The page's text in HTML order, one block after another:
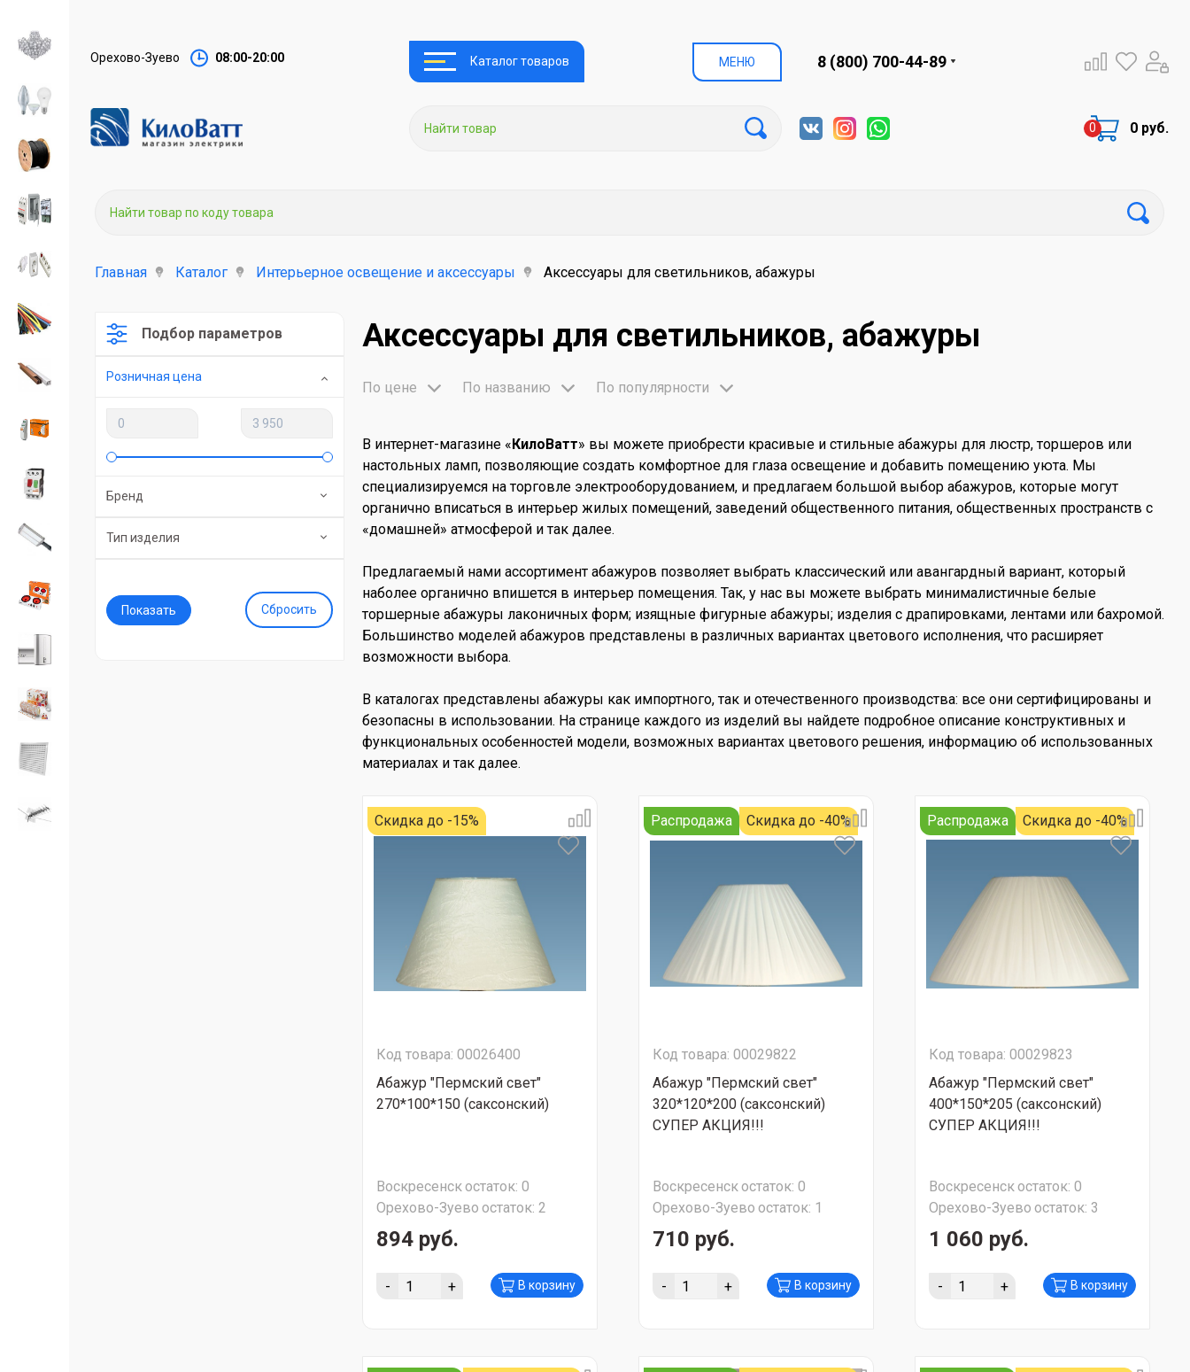
Орехово-Зуево 08:00-20:00 Каталог товаров МЕНЮ 8 (800) 700-44-89
0 руб.
Главная Каталог Интерьерное освещение и аксессуары Аксессуары для светильников, абажуры
Подбор параметров
Розничная цена
Бренд
Тип изделия
Сбросить
Аксессуары для светильников, абажуры
По цене По названию По популярности
В интернет-магазине «КилоВатт» вы можете приобрести красивые и стильные абажуры для люстр, торшеров или
настольных ламп, позволяющие создать комфортное для глаза освещение и добавить помещению уюта. Мы
специализируемся на торговле электрооборудованием, и предлагаем большой выбор абажуров, которые могут
органично вписаться в интерьер жилых помещений, заведений общественного питания, общественных пространств с
«домашней» атмосферой и так далее.
Предлагаемый нами ассортимент абажуров позволяет выбрать классический или авангардный вариант, который
наболее органично впишется в интерьер помещения. Так, у нас вы можете выбрать минималистичные белые
торшерные абажуры лаконичных форм; изящные фигурные абажуры; изделия с драпировками, лентами или бахромой.
Большинство моделей абажуров представлены в различных вариантах цветового исполнения, что расширяет
возможности выбора.
В каталогах представлены абажуры как импортного, так и отечественного производства: все они сертифицированы и
безопасны в использовании. На странице каждого из изделий вы найдете подробное описание конструктивных и
функциональных особенностей модели, возможных вариантах цветового решения, информацию об использованных
материалах и так далее.
Скидка до -15%
Код товара: 00026400
Абажур "Пермский свет"
270*100*150 (саксонский)
Воскресенскостаток: 0
Орехово-Зуево остаток: 2
894 руб.
- + В корзину
Распродажа Скидка до -40%
Код товара: 00029822
Абажур "Пермский свет"
320*120*200 (саксонский)
СУПЕР АКЦИЯ!!!
Воскресенскостаток: 0
Орехово-Зуево остаток: 1
710 руб.
- + В корзину
Распродажа Скидка до -40%
Код товара: 00029823
Абажур "Пермский свет"
400*150*205 (саксонский)
СУПЕР АКЦИЯ!!!
Воскресенскостаток: 0
Орехово-Зуево остаток: 3
1 060 руб.
- + В корзину